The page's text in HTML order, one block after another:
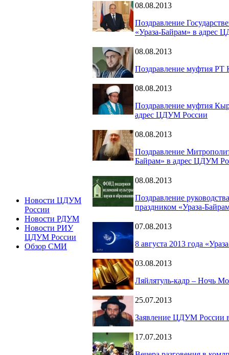
Новости ЦДУМ
России
Новости РДУМ
Новости РИУ
ЦДУМ России
Обзор СМИ
08.08.2013
Поздравление
«Ураза-Байрам» в адрес
08.08.2013
Поздравление муфтия РТ
08.08.2013
Поздравление муфтия
адрес ЦДУМ России
08.08.2013
Поздравление
Байрам» в адрес ЦДУМ
08.08.2013
Поздравление
праздником «Ураза-
07.08.2013
8 августа 2013 года
03.08.2013
Ляйлятуль-кадр – Ночь
25.07.2013
Заявление ЦДУМ России в
17.07.2013